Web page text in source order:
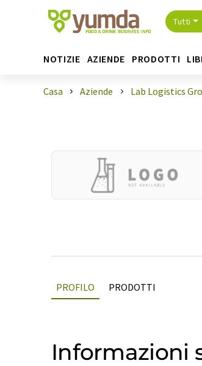
Tutti
NOTIZIE AZIENDE PRODOTTI
Casa Aziende Lab Logistics
PROFILO PRODOTTI
Informazioni